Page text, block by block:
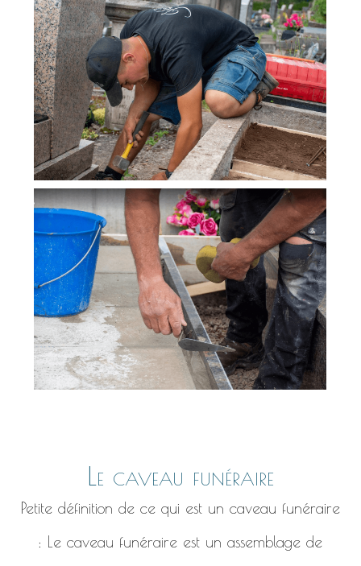
Le caveau funéraire
Petite définition de ce qui est un caveau funéraire
: Le caveau funéraire est un assemblage de